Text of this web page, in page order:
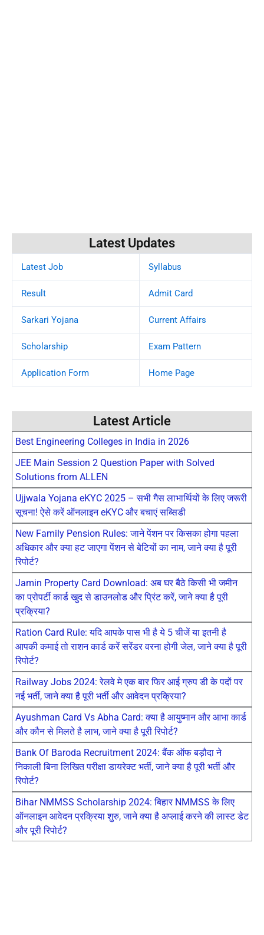
Latest Updates
Latest Job Syllabus
Result Admit Card
Sarkari Yojana Current Affairs
Scholarship Exam Pattern
Application Form Home Page
Latest Article
Best Engineering Colleges in India in 2026
JEE Main Session 2 Question Paper with Solved
Solutions from ALLEN
Ujjwala Yojana eKYC 2025 – सभी गैस लाभार्थियों के लिए जरूरी
सूचना! ऐसे करें ऑनलाइन eKYC और बचाएं सब्सिडी
New Family Pension Rules: जाने पेंशन पर किसका होगा पहला
अधिकार और क्या हट जाएगा पेंशन से बेटियों का नाम, जाने क्या है पूरी
रिपोर्ट?
Jamin Property Card Download: अब घर बैठे किसी भी जमीन
का प्रोपर्टी कार्ड खुद से डाउनलोड और प्रिंट करें, जाने क्या है पूरी
प्रक्रिया?
Ration Card Rule: यदि आपके पास भी है ये 5 चीजें या इतनी है
आपकी कमाई तो राशन कार्ड करें सरेंडर वरना होगी जेल, जाने क्या है पूरी
रिपोर्ट?
Railway Jobs 2024: रेलवे मे एक बार फिर आई ग्रुप डी के पदों पर
नई भर्ती, जाने क्या है पूरी भर्ती और आवेदन प्रक्रिया?
Ayushman Card Vs Abha Card: क्या है आयुष्मान और आभा कार्ड
और कौन से मिलते है लाभ, जाने क्या है पूरी रिपोर्ट?
Bank Of Baroda Recruitment 2024: बैंक ऑफ बड़ौदा ने
निकाली बिना लिखित परीक्षा डायरेक्ट भर्ती, जाने क्या है पूरी भर्ती और
रिपोर्ट?
Bihar NMMSS Scholarship 2024: बिहार NMMSS के लिए
ऑनलाइन आवेदन प्रक्रिया शुरु, जाने क्या है अप्लाई करने की लास्ट डेट
और पूरी रिपोर्ट?